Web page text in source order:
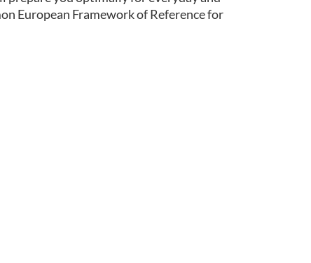
European Framework of Reference for